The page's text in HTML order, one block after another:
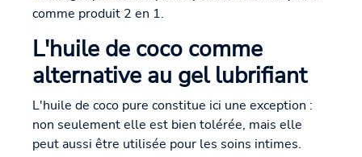
comme produit 2 en 1.
L'huile de coco comme
alternative au gel lubrifiant
L'huile de coco pure constitue ici une exception :
non seulement elle est bien tolérée, mais elle
peut aussi être utilisée pour les soins intimes.